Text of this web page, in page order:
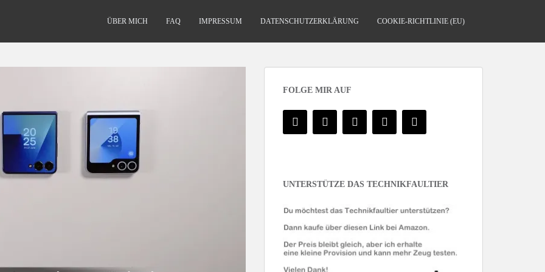
ÜBER MICH FAQ IMPRESSUM DATENSCHUTZERKLÄRUNG COOKIE-RICHTLINIE (EU)
FOLGE MIR AUF
UNTERSTÜTZE DAS TECHNIKFAULTIER